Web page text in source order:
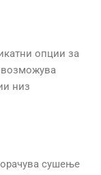
опции за
низ
сушење